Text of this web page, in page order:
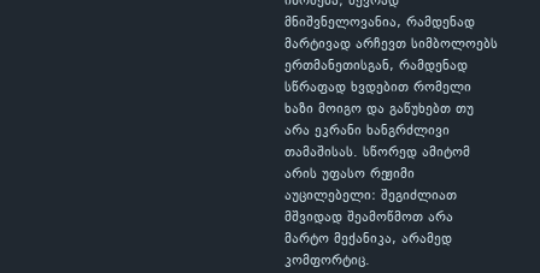
მნიშვნელოვანია, რამდენად
მარტივად არჩევთ სიმბოლოებს
ერთმანეთისგან, რამდენად
სწრაფად ხვდებით რომელი
ხაზი მოიგო და გაწუხებთ თუ
არა ეკრანი ხანგრძლივი
თამაშისას. სწორედ ამიტომ
არის უფასო რეჟიმი
აუცილებელი: შეგიძლიათ
მშვიდად შეამოწმოთ არა
მარტო მექანიკა, არამედ
კომფორტიც.